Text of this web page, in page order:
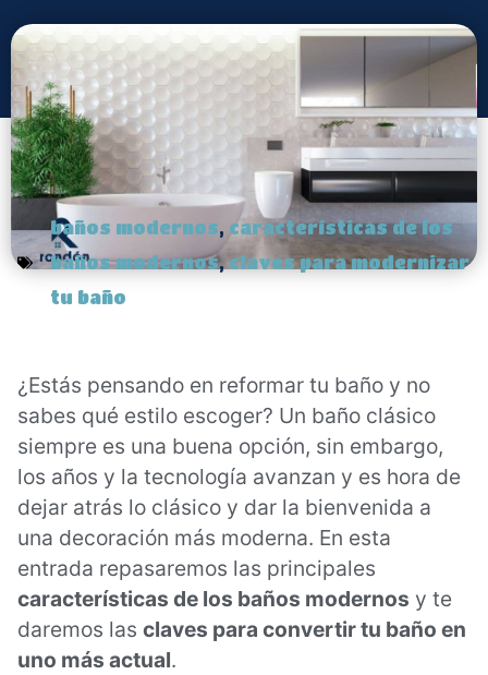
baños modernos, características de los
baños modernos, claves para modernizar
tu baño
¿Estás pensando en reformar tu baño y no
sabes qué estilo escoger? Un baño clásico
siempre es una buena opción, sin embargo,
los años y la tecnología avanzan y es hora de
dejar atrás lo clásico y dar la bienvenida a
una decoración más moderna. En esta
entrada repasaremos las principales
características de los baños modernos y te
daremos las claves para convertir tu baño en
uno más actual.